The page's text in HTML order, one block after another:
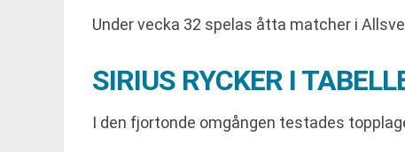
Under vecka 32 spelas åtta matcher i
SIRIUS RYCKER I
I den fjortonde omgången testades